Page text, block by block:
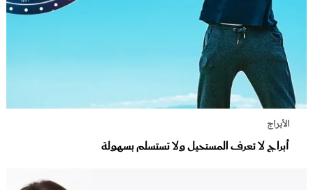
الأبراج
أبراج لا تعرف المستحيل ولا تستسلم بسهولة